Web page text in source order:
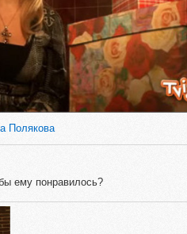
Полякова
ему понравилось?